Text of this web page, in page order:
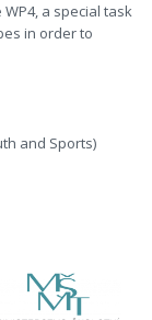
a special task
in order to
and Sports)